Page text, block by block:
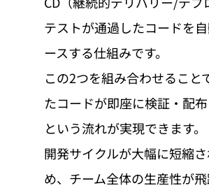
テストが通過したコードを
ースする仕組みです。
この2つを組み合わせること
たコードが即座に検証・配布
という流れが実現できます。
開発サイクルが大幅に短縮
め、チーム全体の生産性が